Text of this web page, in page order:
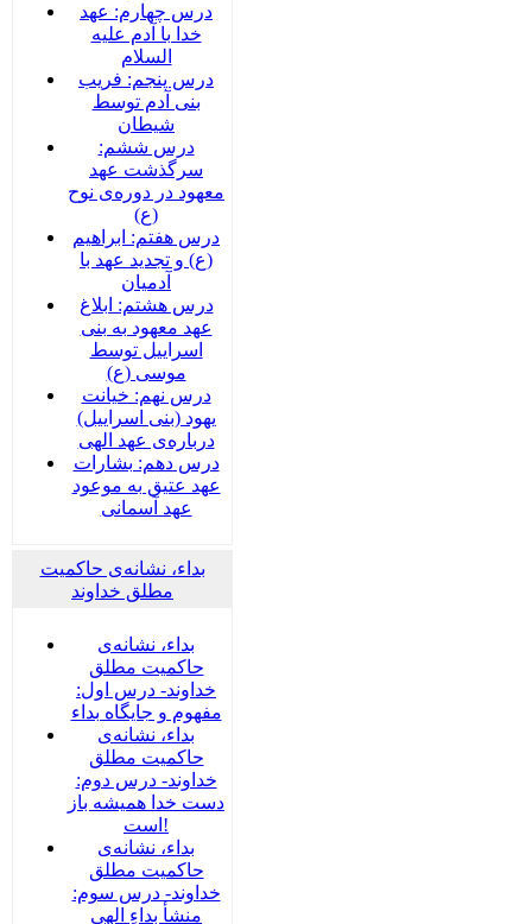
درس چهارم: عهد
خدا با آدم علیه
السلام
درس پنجم: فریب
بنی آدم توسط
شیطان
درس ششم:
سرگذشت عهد
معهود در دوره‌‌ی نوح
(ع)
درس هفتم: ابراهیم
(ع) و تجدید عهد با
آدمیان
درس هشتم: ابلاغ
عهد معهود به بنی
اسراییل توسط
موسی (ع)
درس نهم: خیانت
یهود (بنی اسراییل)
درباره‌ی عهد الهی
درس دهم: بشارات
عهد عتیق به موعود
عهد آسمانی
بداء، نشانه‌ی حاکمیت
مطلق خداوند
بداء، نشانه‌ی
حاکمیت مطلق
خداوند- درس اول:
مفهوم و جایگاه بداء
بداء، نشانه‌ی
حاکمیت مطلق
خداوند- درس دوم:
دست خدا همیشه باز
است!
بداء، نشانه‌ی
حاکمیت مطلق
خداوند- درس سوم:
منشأ بداءِ الهی